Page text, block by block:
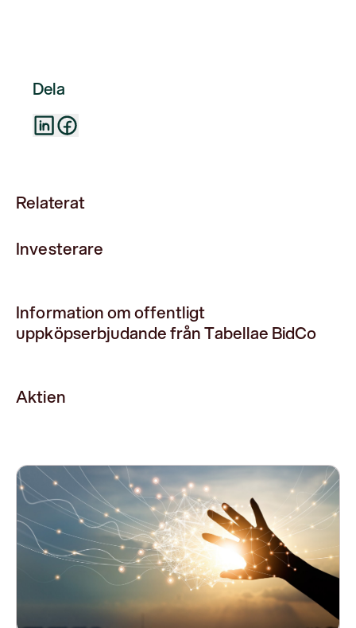
Dela
Relaterat
Investerare
Information om offentligt
uppköpserbjudande från Tabellae BidCo
Aktien